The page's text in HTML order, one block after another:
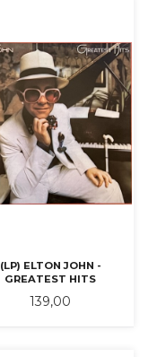
(LP) ELTON JOHN -
GREATEST HITS
Pris
139,00